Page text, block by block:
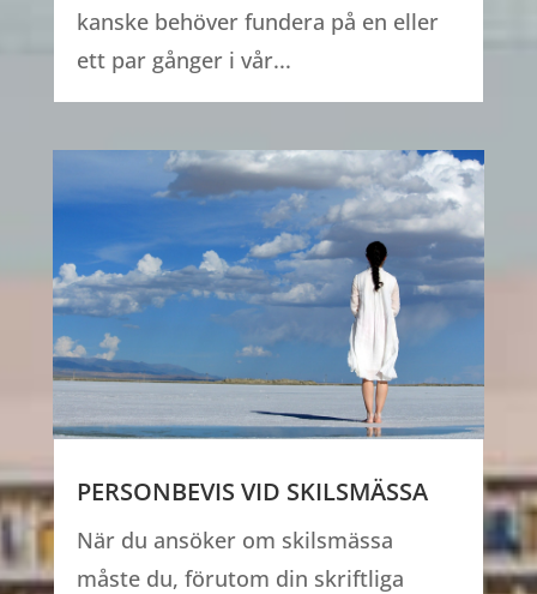
kanske behöver fundera på en eller
ett par gånger i vår...
PERSONBEVIS VID SKILSMÄSSA
När du ansöker om skilsmässa
måste du, förutom din skriftliga